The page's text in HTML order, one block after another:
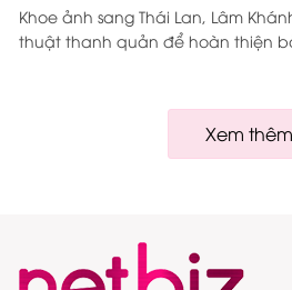
Khoe ảnh sang Thái Lan, Lâm
thuật thanh quản để hoàn thiện
Xem thêm